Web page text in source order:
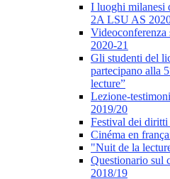
I luoghi milanesi
2A LSU AS
Videoconferenza
2020-21
Gli studenti del
partecipano alla
lecture”
Lezione-
2019/20
Festival dei
Cinéma en
"Nuit de la
Questionario sul
2018/19